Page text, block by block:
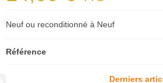
Neuf ou reconditionné à Neuf
Référence
Derniers